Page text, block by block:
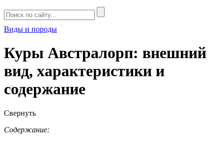
Виды и породы
Куры Австралорп: внешний
вид, характеристики и
содержание
Свернуть
Содержание: